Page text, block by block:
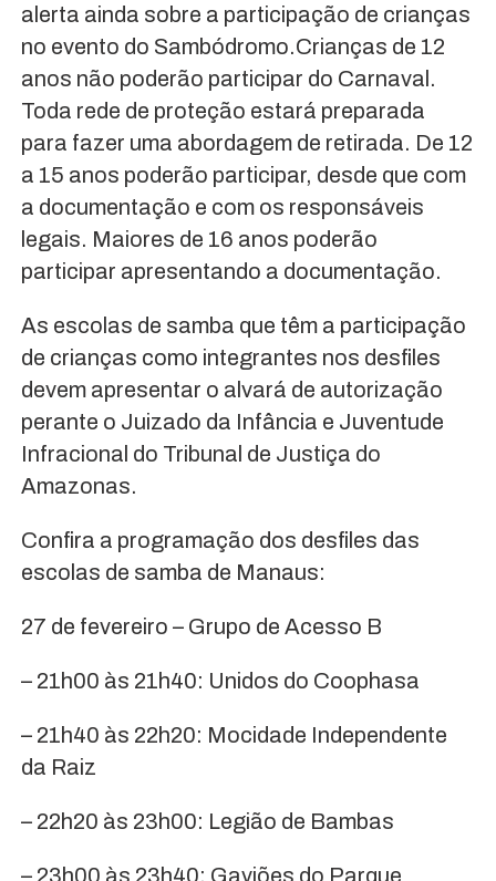
alerta ainda sobre a participação de crianças
no evento do Sambódromo.Crianças de 12
anos não poderão participar do Carnaval.
Toda rede de proteção estará preparada
para fazer uma abordagem de retirada. De 12
a 15 anos poderão participar, desde que com
a documentação e com os responsáveis
legais. Maiores de 16 anos poderão
participar apresentando a documentação.
As escolas de samba que têm a participação
de crianças como integrantes nos desfiles
devem apresentar o alvará de autorização
perante o Juizado da Infância e Juventude
Infracional do Tribunal de Justiça do
Amazonas.
Confira a programação dos desfiles das
escolas de samba de Manaus:
27 de fevereiro – Grupo de Acesso B
– 21h00 às 21h40: Unidos do Coophasa
– 21h40 às 22h20: Mocidade Independente
da Raiz
– 22h20 às 23h00: Legião de Bambas
– 23h00 às 23h40: Gaviões do Parque